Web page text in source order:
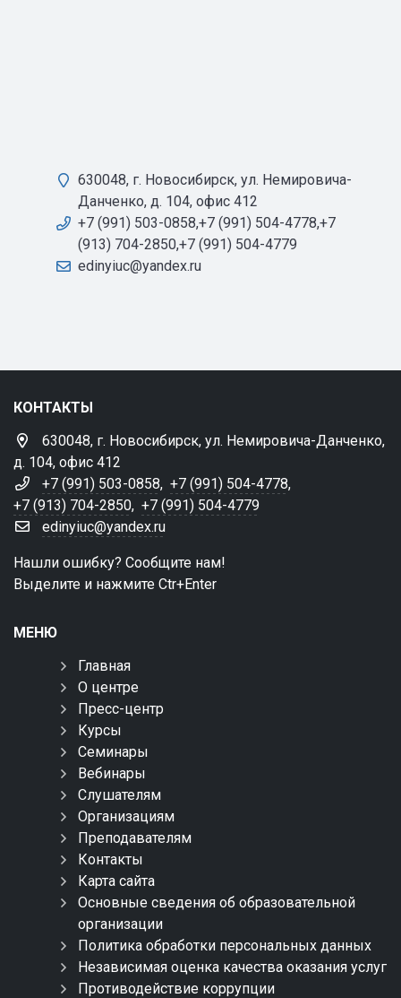
630048, г. Новосибирск, ул. Немировича-
Данченко, д. 104, офис 412
+7 (991) 503-0858,+7 (991) 504-4778,+7
(913) 704-2850,+7 (991) 504-4779
edinyiuc@yandex.ru
КОНТАКТЫ
630048, г. Новосибирск, ул. Немировича-Данченко,
д. 104, офис 412
+7 (991) 503-0858, +7 (991) 504-4778,
+7 (913) 704-2850, +7 (991) 504-4779
edinyiuc@yandex.ru
Нашли ошибку? Сообщите нам!
Выделите и нажмите Ctr+Enter
МЕНЮ
Главная
О центре
Пресс-центр
Курсы
Семинары
Вебинары
Слушателям
Организациям
Преподавателям
Контакты
Карта сайта
Основные сведения об образовательной
организации
Политика обработки персональных данных
Независимая оценка качества оказания услуг
Противодействие коррупции